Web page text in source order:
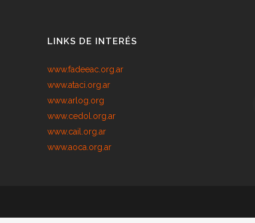
LINKS DE INTERÉS
www.fadeeac.org.ar
www.ataci.org.ar
www.arlog.org
www.cedol.org.ar
www.cail.org.ar
www.aoca.org.ar